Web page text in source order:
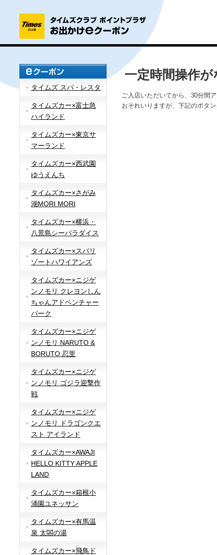
タイムズ スパ・レスタ
タイムズカー×富士急
ハイランド
タイムズカー×東京サ
マーランド
タイムズカー×西武園
ゆうえんち
タイムズカー×さがみ
湖MORI MORI
タイムズカー×横浜・
八景島シーパラダイス
タイムズカー×スパリ
ゾートハワイアンズ
タイムズカー×ニジゲ
ンノモリ クレヨンしん
ちゃんアドベンチャー
パーク
タイムズカー×ニジゲ
ンノモリ NARUTO &
BORUTO 忍里
タイムズカー×ニジゲ
ンノモリ ゴジラ迎撃作
戦
タイムズカー×ニジゲ
ンノモリ ドラゴンクエ
スト アイランド
タイムズカー×AWAJI
HELLO KITTY APPLE
LAND
タイムズカー×箱根小
涌園ユネッサン
タイムズカー×有馬温
泉 太閤の湯
タイムズカー×飛鳥ド
一定時間操作
ご入店いただいてから、30分間
おそれいりますが、下記のボタ